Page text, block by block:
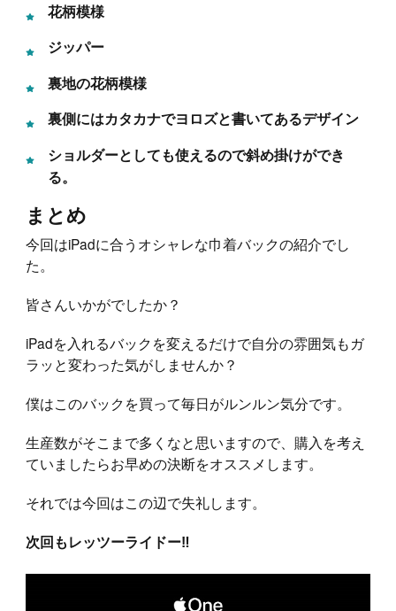
花柄模様
ジッパー
裏地の花柄模様
裏側にはカタカナでヨロズと書いてあるデザイン
ショルダーとしても使えるので斜め掛けができ
る。
まとめ
今回はiPadに合うオシャレな巾着バックの紹介でし
た。
皆さんいかがでしたか？
iPadを入れるバックを変えるだけで自分の雰囲気もガ
ラッと変わった気がしませんか？
僕はこのバックを買って毎日がルンルン気分です。
生産数がそこまで多くなと思いますので、購入を考え
ていましたらお早めの決断をオススメします。
それでは今回はこの辺で失礼します。
次回もレッツーライドー‼︎